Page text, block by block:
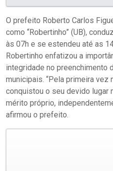
O prefeito Roberto Carlos
como “Robertinho” (UB),
às 07h e se estendeu até as
Robertinho enfatizou a
integridade no preenchimento
municipais. “Pela primeira vez
conquistou o seu devido lugar
mérito próprio,
afirmou o prefeito.